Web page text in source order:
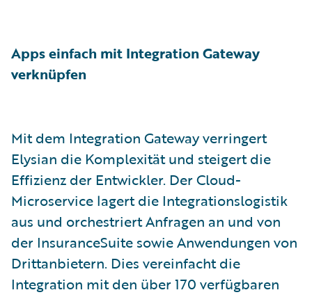
Apps einfach mit Integration Gateway
verknüpfen
Mit dem Integration Gateway verringert
Elysian die Komplexität und steigert die
Effizienz der Entwickler. Der Cloud-
Microservice lagert die Integrationslogistik
aus und orchestriert Anfragen an und von
der InsuranceSuite sowie Anwendungen von
Drittanbietern. Dies vereinfacht die
Integration mit den über 170 verfügbaren